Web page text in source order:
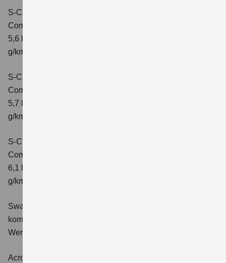
S-Cross 1.4 BOOSTERJET HYBRID ALLGRIP
Comfort
5,6 l/100 km; kombinierter Wert der CO2-Emission: 131
g/km; CO2-Klasse: D
S-Cross 1.4 BOOSTERJET HYBRID ALLGRIP
Comfort+
5,7 l/100 km; kombinierter Wert der CO2-Emission: 131
g/km; CO2-Klasse: D
S-Cross 1.4 BOOSTERJET HYBRID ALLGRIP AT
Comfort+
6,1 l/100 km; kombinierter Wert der CO2-Emission: 141
g/km; CO2-Klasse: E
Swace 1.8 HYBRID CVT Comfort+
kombinierter Energieverbrauch 4,5 l/100km; kombinierter
Wert der CO2-Emission: 102 g/km; CO2-Klasse: C.
Across 2.5 PLUG-IN HYBRID CVT